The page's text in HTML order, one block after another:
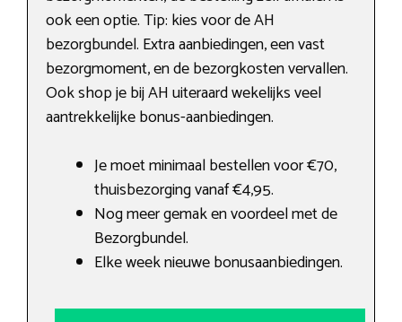
ook een optie. Tip: kies voor de AH
bezorgbundel. Extra aanbiedingen, een vast
bezorgmoment, en de bezorgkosten vervallen.
Ook shop je bij AH uiteraard wekelijks veel
aantrekkelijke bonus-aanbiedingen.
Je moet minimaal bestellen voor €70,
thuisbezorging vanaf €4,95.
Nog meer gemak en voordeel met de
Bezorgbundel.
Elke week nieuwe bonusaanbiedingen.